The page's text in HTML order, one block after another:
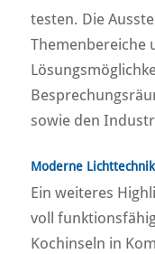
testen. Die
Themenbereiche
sowie den
Moderne
Ein weiteres
voll
Kochinseln in